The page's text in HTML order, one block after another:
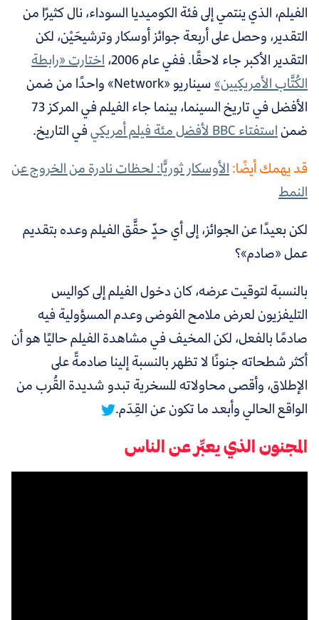
الفيلم، الذي ينتمي إلى فئة الكوميديا السوداء، نال كثيرًا من
التقدير، وحصل على أربعة جوائز أوسكار وترشيحَيْن، لكن
التقدير الأكبر جاء لاحقًا. ففي عام 2006،
اختارت «رابطة
الكُتَّاب الأمريكيين»
سيناريو «Network» واحدًا من ضمن
الأفضل في تاريخ السينما، بينما جاء الفيلم في المركز 73
ضمناستفتاء BBC لأفضل مئة فيلم أمريكي
في التاريخ.
قد يهمك أيضًا:الأوسكار ثوريًّا: لحظات نادرة من الخروج عن
النمط
لكن بعيدًا عن الجوائز، إلى أي حدٍّ حقَّق الفيلم وعده بتقديم
عمل «صادم»؟
بالنسبة لتوقيت عرضه، كان دخول الفيلم إلى كواليس
التليفزيون لعرض ملامح الفوضى وعدم المسؤولية فيه
صادمًا بالفعل، لكن المخيف في مشاهدة الفيلم حاليًا هو أن
أكثر شطحاته جنونًا لا تظهر بالنسبة إلينا صادمةً على
الإطلاق،وأقصى محاولاته للسخرية تبدو شديدة القُرب من
الواقع الحالي وأبعد ما تكون عن القِدَم.
المجنون الذي يعبِّر عن الناس